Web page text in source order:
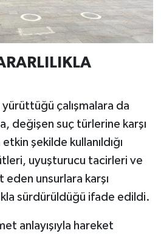
çalışmalara da
değişen suç türlerine karşı
şekilde kullanıldığı
uyuşturucu tacirleri ve
unsurlara karşı
sürdürüldüğü ifade edildi.
anlayışıyla hareket